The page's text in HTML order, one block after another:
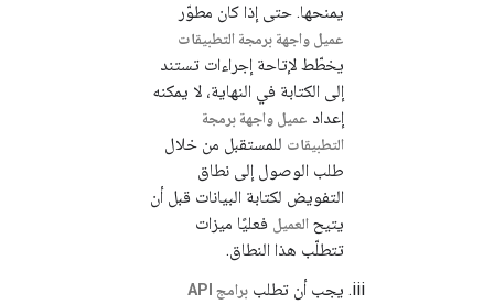
يمنحها. حتى إذا كان مطوّر
عميل واجهة برمجة التطبيقات
يخطّط لإتاحة إجراءات تستند
إلى الكتابة في النهاية، لا يمكنه
إعداد عميل واجهة برمجة
التطبيقات للمستقبل من خلال
طلب الوصول إلى نطاق
التفويض لكتابة البيانات قبل أن
يتيح العميل
فعليًا ميزات
تتطلّب هذا النطاق.
يجب أن تطلب
برامج API